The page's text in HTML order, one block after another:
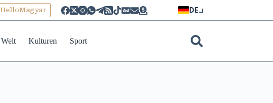
HelloMagyar DE
Welt Kulturen Sport